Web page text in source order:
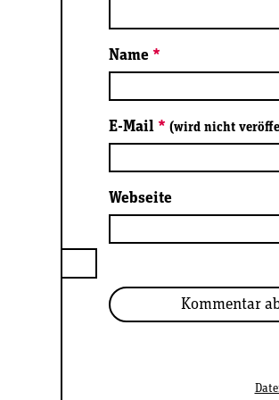
Name *
E-Mail * (wird nicht
Webseite